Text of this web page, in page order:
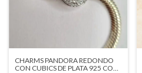
CHARMS PANDORA REDONDO
CON CUBICS DE PLATA 925 COD: